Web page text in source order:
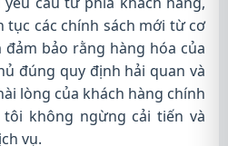
các chính sách mới từ cơ
bảo rằng hàng hóa của
đúng quy định hải quan và
lòng của khách hàng chính
không ngừng cải tiến và
vụ.